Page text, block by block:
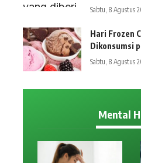
Sabtu, 8 Agustus
Hari Frozen
Dikonsumsi
Sabtu, 8 Agustus
Mental